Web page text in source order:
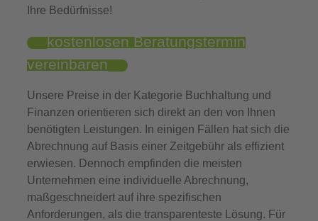
Ihre Bedürfnisse!
kostenlosen Beratungstermin
vereinbaren
Unsere Preise in der Kategorie Buchhaltung und
Finanzen orientieren sich direkt an den von Ihnen
benötigten Leistungen. In einigen Fällen hat sich die
Abrechnung auf Basis einer Zeitgebühr als effizient
erwiesen. Dennoch empfinden die meisten
Unternehmen eine individuelle Abrechnung,
maßgeschneidert auf ihre spezifischen
Anforderungen, als die transparenteste Lösung. Für